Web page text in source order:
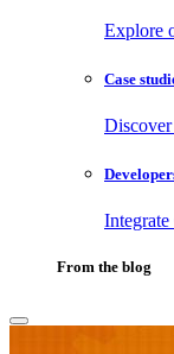
Explore
Case
From the blog